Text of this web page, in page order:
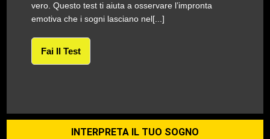
vero. Questo test ti aiuta a osservare l’impronta
emotiva che i sogni lasciano nel[...]
Fai Il Test
INTERPRETA IL TUO SOGNO